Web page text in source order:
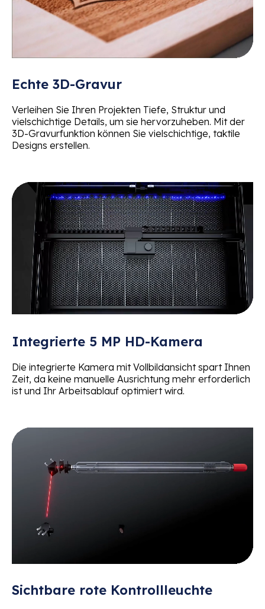
Echte 3D-Gravur
Verleihen Sie Ihren Projekten Tiefe, Struktur und
vielschichtige Details, um sie hervorzuheben. Mit der
3D-Gravurfunktion können Sie vielschichtige, taktile
Designs erstellen.
Integrierte 5 MP HD-Kamera
Die integrierte Kamera mit Vollbildansicht spart Ihnen
Zeit, da keine manuelle Ausrichtung mehr erforderlich
ist und Ihr Arbeitsablauf optimiert wird.
Sichtbare rote Kontrollleuchte